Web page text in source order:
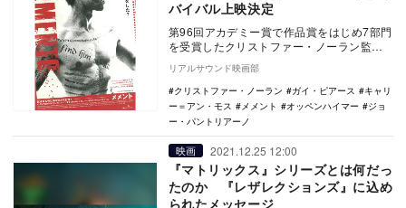
バイバル上映決定
第96回アカデミー賞で作品賞をはじめ7部門
を受賞したクリストファー・ノーラン監督
最新作『オッペンハイマー』の日本公開を
記念して、…
リアルサウンド映画部
クリストファー・ノーラン
ガイ・ピアース
キャリ
ー＝アン・モス
メメント オッペンハイマー
ジョ
ー・パントリアーノ
映画 2021.12.25 12:00
『マトリックス』シリーズとは何だっ
たのか 『レザレクションズ』に込め
られたメッセージ